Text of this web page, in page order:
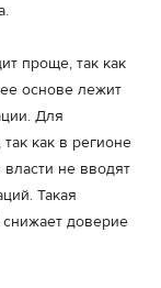
проще, так как
основе лежит
Для
как в регионе
не вводят
Такая
доверие